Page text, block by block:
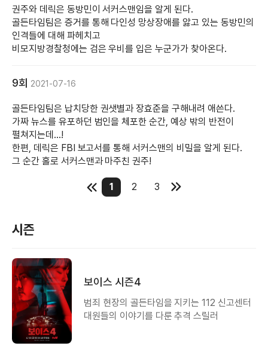
권주와 데릭은 동방민이 서커스맨임을 알게 된다.
골든타임팀은 증거를 통해 다인성 망상장애를 앓고 있는 동방민의
인격들에 대해 파헤치고
비모지방경찰청에는 검은 우비를 입은 누군가가 찾아온다.
9회 2021-07-16
골든타임팀은 납치당한 권샛별과 장효준을 구해내려 애쓴다.
가짜 뉴스를 유포하던 범인을 체포한 순간, 예상 밖의 반전이
펼쳐지는데...!
한편, 데릭은 FBI 보고서를 통해 서커스맨의 비밀을 알게 된다.
그 순간 홀로 서커스맨과 마주친 권주!
1 2 3
시즌
보이스 시즌4
범죄 현장의 골든타임을 지키는 112 신고센터
대원들의 이야기를 다룬 추격 스릴러